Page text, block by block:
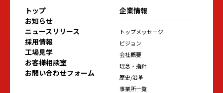
トップ
お知らせ
ニュースリリース
採用情報
工場見学
お客様相談室
お問い合わせフォーム
企業情報
トップメッセージ
ビジョン
会社概要
理念・指針
歴史/沿革
事業所一覧